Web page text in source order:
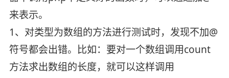
来表示。
1、对类型为数组的方法进行测试时，发现不加@
符号都会出错。比如：要对一个数组调用count
方法求出数组的长度，就可以这样调用